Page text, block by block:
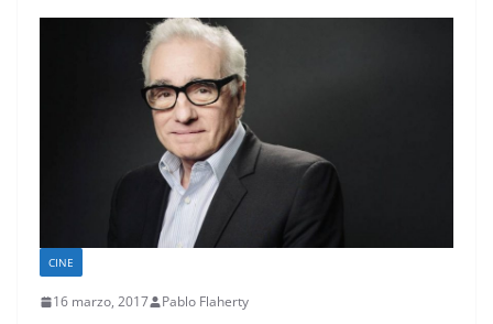
CINE
16 marzo, 2017 Pablo Flaherty